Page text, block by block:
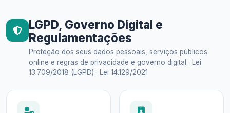
LGPD, Governo Digital e
Regulamentações
Proteção dos seus dados pessoais, serviços públicos
online e regras de privacidade e governo digital · Lei
13.709/2018 (LGPD) · Lei 14.129/2021